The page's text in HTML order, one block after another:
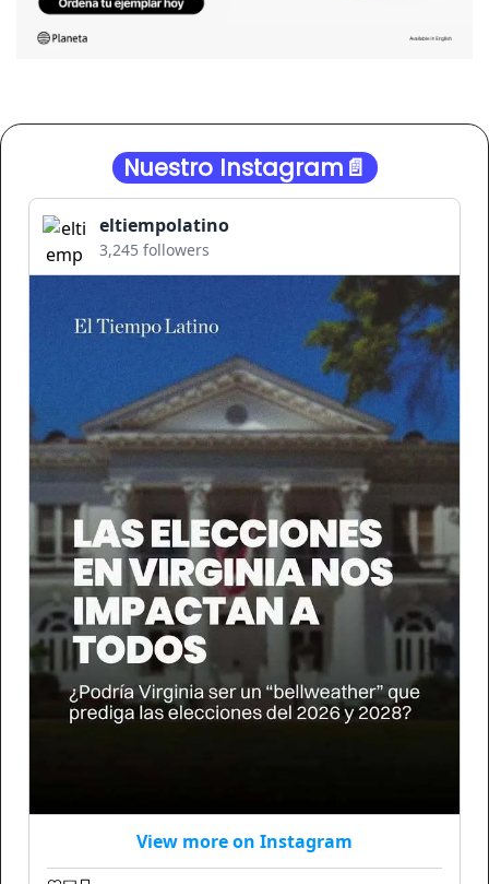
Nuestro Instagram📄
eltiempolatino
3,245 followers
View more on Instagram